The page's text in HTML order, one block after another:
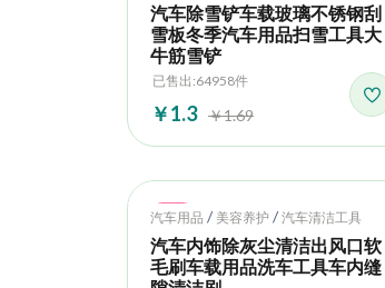
汽车除雪铲车载玻璃不锈钢刮
雪板冬季汽车用品扫雪工具大
牛筋雪铲
已售出:64958件
￥1.3 ￥1.69
Hot
汽车用品 / 美容养护 / 汽车清洁工具
汽车内饰除灰尘清洁出风口软
毛刷车载用品洗车工具车内缝